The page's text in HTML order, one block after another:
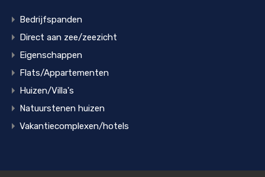
Bedrijfspanden
Direct aan zee/zeezicht
Eigenschappen
Flats/Appartementen
Huizen/Villa's
Natuurstenen huizen
Vakantiecomplexen/hotels